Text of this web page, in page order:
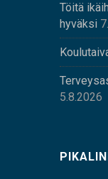
Töitä
hyväksi
5.8.2026